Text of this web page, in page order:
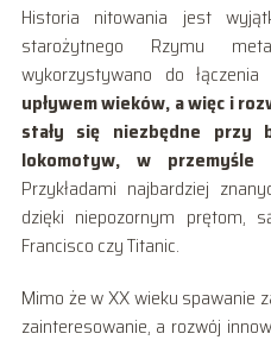
Historia nitowania jest
starożytnego Rzymu
wykorzystywano do
upływem wieków, a więc i
stały się niezbędne przy
lokomotyw, w
Przykładami najbardziej
dzięki niepozornym prętom,
Francisco czy Titanic.
Mimo że w XX wieku spawanie
zainteresowanie, a rozwój